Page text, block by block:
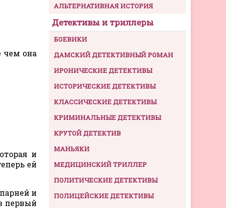
чем она
и
ей
и
первый
АЛЬТЕРНАТИВНАЯ ИСТОРИЯ
Детективы и триллеры
БОЕВИКИ
ДАМСКИЙ ДЕТЕКТИВНЫЙ РОМАН
ИРОНИЧЕСКИЕ ДЕТЕКТИВЫ
ИСТОРИЧЕСКИЕ ДЕТЕКТИВЫ
КЛАССИЧЕСКИЕ ДЕТЕКТИВЫ
КРИМИНАЛЬНЫЕ ДЕТЕКТИВЫ
КРУТОЙ ДЕТЕКТИВ
МАНЬЯКИ
МЕДИЦИНСКИЙ ТРИЛЛЕР
ПОЛИТИЧЕСКИЕ ДЕТЕКТИВЫ
ПОЛИЦЕЙСКИЕ ДЕТЕКТИВЫ